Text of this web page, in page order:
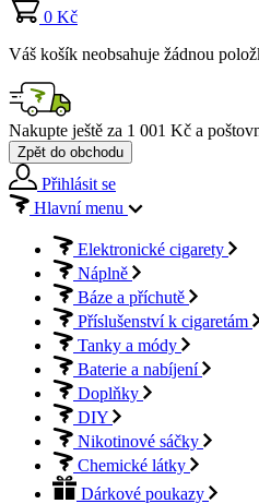
0 Kč
Váš košík neobsahuje žádnou
Nakupte ještě za 1 001 Kč a
Zpět do obchodu
Přihlásit se
Hlavní menu
Elektronické cigarety
Náplně
Báze a příchutě
Příslušenství k cigaretám
Tanky a módy
Baterie a nabíjení
Doplňky
DIY
Nikotinové sáčky
Chemické látky
Dárkové poukazy